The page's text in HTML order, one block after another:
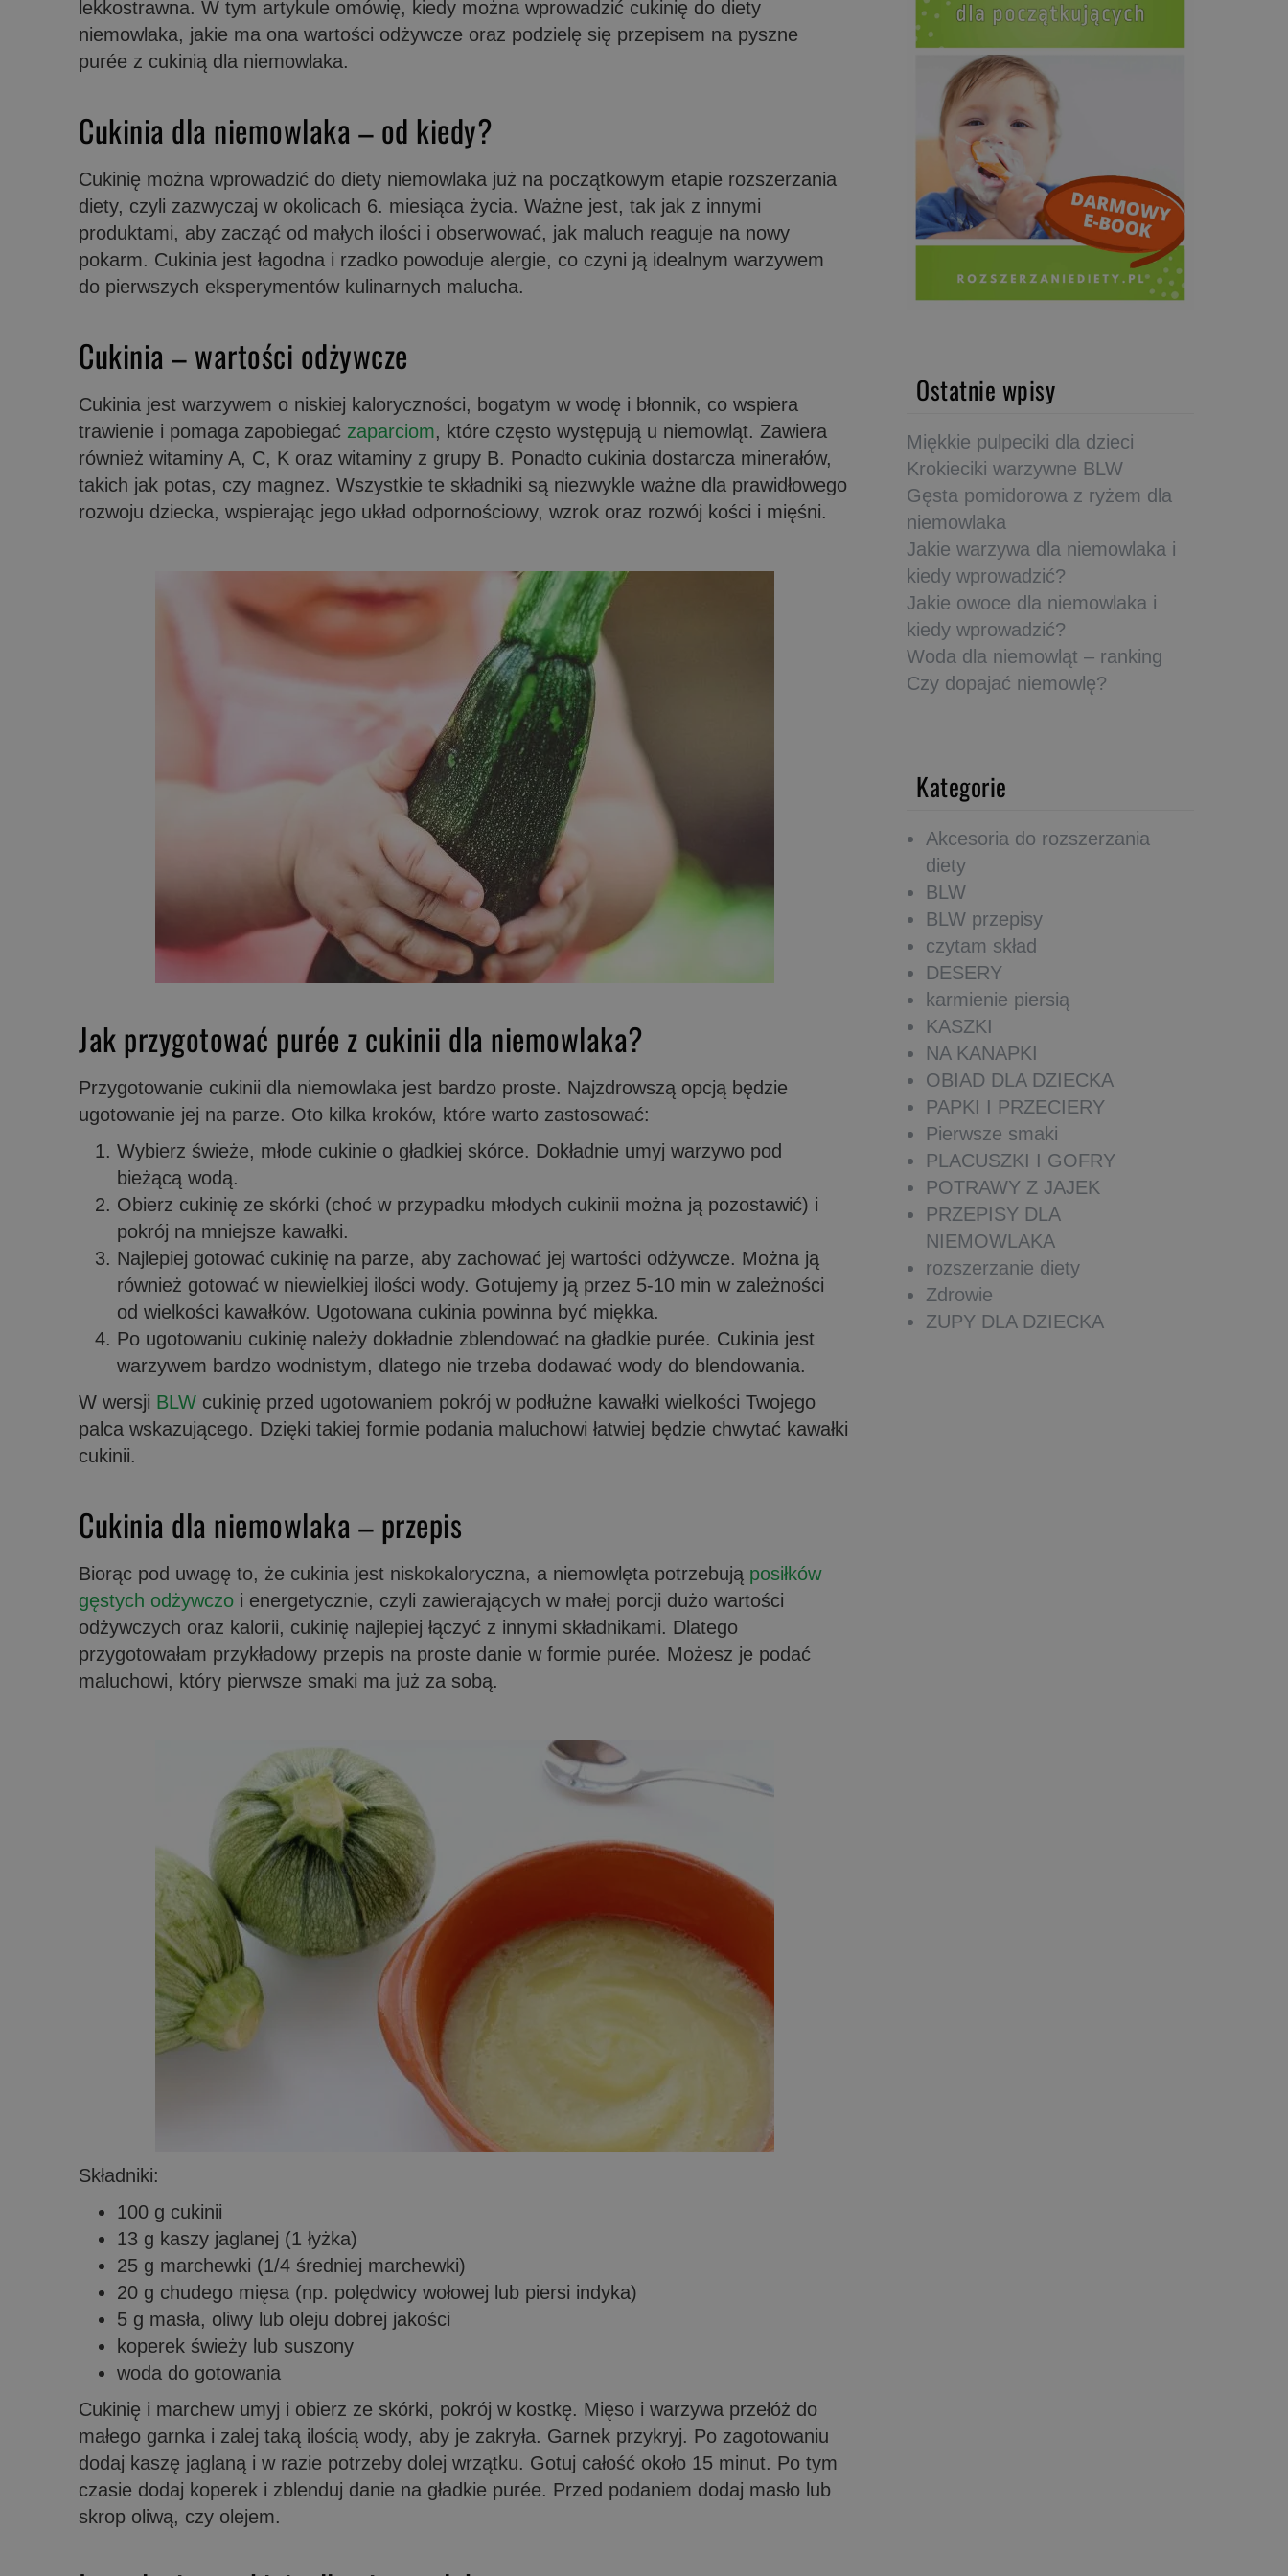
lekkostrawna. W tym artykule omówię, kiedy można wprowadzić cukinię do diety
niemowlaka, jakie ma ona wartości odżywcze oraz podzielę się przepisem na pyszne
purée z cukinią dla niemowlaka.
Cukinia dla niemowlaka – od kiedy?
Cukinię można wprowadzić do diety niemowlaka już na początkowym etapie rozszerzania
diety, czyli zazwyczaj w okolicach 6. miesiąca życia. Ważne jest, tak jak z innymi
produktami, aby zacząć od małych ilości i obserwować, jak maluch reaguje na nowy
pokarm. Cukinia jest łagodna i rzadko powoduje alergie, co czyni ją idealnym warzywem
do pierwszych eksperymentów kulinarnych malucha.
Cukinia – wartości odżywcze
Cukinia jest warzywem o niskiej kaloryczności, bogatym w wodę i błonnik, co wspiera
trawienie i pomaga zapobiegać zaparciom, które często występują u niemowląt. Zawiera
również witaminy A, C, K oraz witaminy z grupy B. Ponadto cukinia dostarcza minerałów,
takich jak potas, czy magnez. Wszystkie te składniki są niezwykle ważne dla prawidłowego
rozwoju dziecka, wspierając jego układ odpornościowy, wzrok oraz rozwój kości i mięśni.
Jak przygotować purée z cukinii dla niemowlaka?
Przygotowanie cukinii dla niemowlaka jest bardzo proste. Najzdrowszą opcją będzie
ugotowanie jej na parze. Oto kilka kroków, które warto zastosować:
Wybierz świeże, młode cukinie o gładkiej skórce. Dokładnie umyj warzywo pod
bieżącą wodą.
Obierz cukinię ze skórki (choć w przypadku młodych cukinii można ją pozostawić) i
pokrój na mniejsze kawałki.
Najlepiej gotować cukinię na parze, aby zachować jej wartości odżywcze. Można ją
również gotować w niewielkiej ilości wody. Gotujemy ją przez 5-10 min w zależności
od wielkości kawałków. Ugotowana cukinia powinna być miękka.
Po ugotowaniu cukinię należy dokładnie zblendować na gładkie purée. Cukinia jest
warzywem bardzo wodnistym, dlatego nie trzeba dodawać wody do blendowania.
W wersji BLW cukinię przed ugotowaniem pokrój w podłużne kawałki wielkości Twojego
palca wskazującego. Dzięki takiej formie podania maluchowi łatwiej będzie chwytać kawałki
cukinii.
Cukinia dla niemowlaka – przepis
Biorąc pod uwagę to, że cukinia jest niskokaloryczna, a niemowlęta potrzebują posiłków
gęstych odżywczo i energetycznie, czyli zawierających w małej porcji dużo wartości
odżywczych oraz kalorii, cukinię najlepiej łączyć z innymi składnikami. Dlatego
przygotowałam przykładowy przepis na proste danie w formie purée. Możesz je podać
maluchowi, który pierwsze smaki ma już za sobą.
Składniki:
100 g cukinii
13 g kaszy jaglanej (1 łyżka)
25 g marchewki (1/4 średniej marchewki)
20 g chudego mięsa (np. polędwicy wołowej lub piersi indyka)
5 g masła, oliwy lub oleju dobrej jakości
koperek świeży lub suszony
woda do gotowania
Cukinię i marchew umyj i obierz ze skórki, pokrój w kostkę. Mięso i warzywa przełóż do
małego garnka i zalej taką ilością wody, aby je zakryła. Garnek przykryj. Po zagotowaniu
dodaj kaszę jaglaną i w razie potrzeby dolej wrzątku. Gotuj całość około 15 minut. Po tym
czasie dodaj koperek i zblenduj danie na gładkie purée. Przed podaniem dodaj masło lub
skrop oliwą, czy olejem.
Ostatnie wpisy
Miękkie pulpeciki dla dzieci
Krokieciki warzywne BLW
Gęsta pomidorowa z ryżem dla
niemowlaka
Jakie warzywa dla niemowlaka i
kiedy wprowadzić?
Jakie owoce dla niemowlaka i
kiedy wprowadzić?
Woda dla niemowląt – ranking
Czy dopajać niemowlę?
Kategorie
Akcesoria do rozszerzania
diety
BLW
BLW przepisy
czytam skład
DESERY
karmienie piersią
KASZKI
NA KANAPKI
OBIAD DLA DZIECKA
PAPKI I PRZECIERY
Pierwsze smaki
PLACUSZKI I GOFRY
POTRAWY Z JAJEK
PRZEPISY DLA
NIEMOWLAKA
rozszerzanie diety
Zdrowie
ZUPY DLA DZIECKA